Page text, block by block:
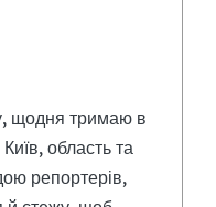
щодня тримаю в
область та
репортерів,